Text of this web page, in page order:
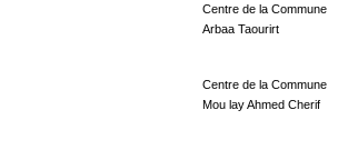
Centre de la Commune
Arbaa Taourirt
Centre de la Commune
Mou lay Ahmed Cherif